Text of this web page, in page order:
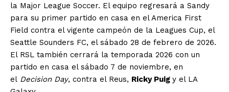
la Major League Soccer. El equipo regresará a Sandy
para su primer partido en casa en el America First
Field contra el vigente campeón de la Leagues Cup, el
Seattle Sounders FC, el sábado 28 de febrero de 2026.
El RSL también cerrará la temporada 2026 con un
partido en casa el sábado 7 de noviembre, en
el Decision Day, contra el Reus, Ricky Puig y el LA